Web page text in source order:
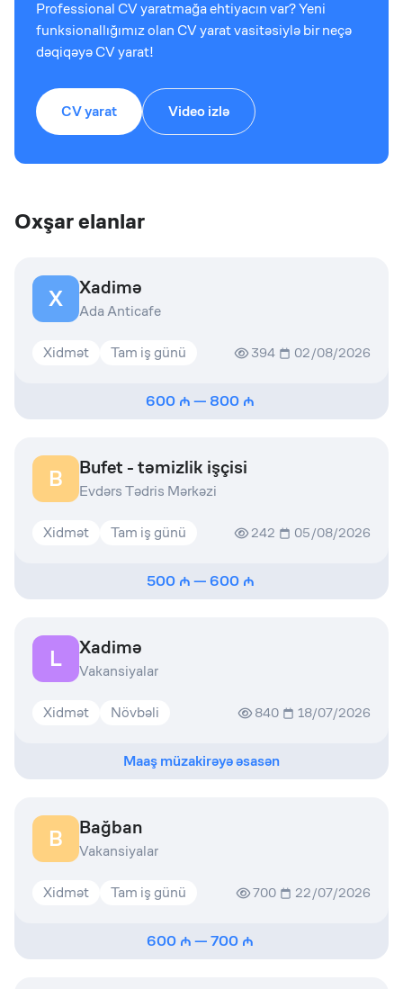
Professional CV yaratmağa ehtiyacın var? Yeni
funksionallığımız olan CV yarat vasitəsiylə bir neçə
dəqiqəyə CV yarat!
CV yarat Video izlə
Oxşar elanlar
X Xadimə
Ada Anticafe
Xidmət Tam iş günü 394 02/08/2026
600 — 800
B Bufet - təmizlik işçisi
Evdərs Tədris Mərkəzi
Xidmət Tam iş günü 242 05/08/2026
500 —600
L Xadimə
Vakansiyalar
Xidmət Növbəli 840 18/07/2026
Maaş müzakirəyə əsasən
B Bağban
Vakansiyalar
Xidmət Tam iş günü 700 22/07/2026
600 —700